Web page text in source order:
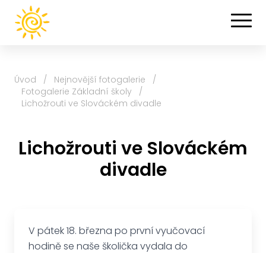
Úvod / Nejnovější fotogalerie
/
Fotogalerie Základní školy
/
Lichožrouti ve Slováckém divadle
Lichožrouti ve Slováckém
divadle
V pátek 18. března po první vyučovací
hodině se naše školička vydala do